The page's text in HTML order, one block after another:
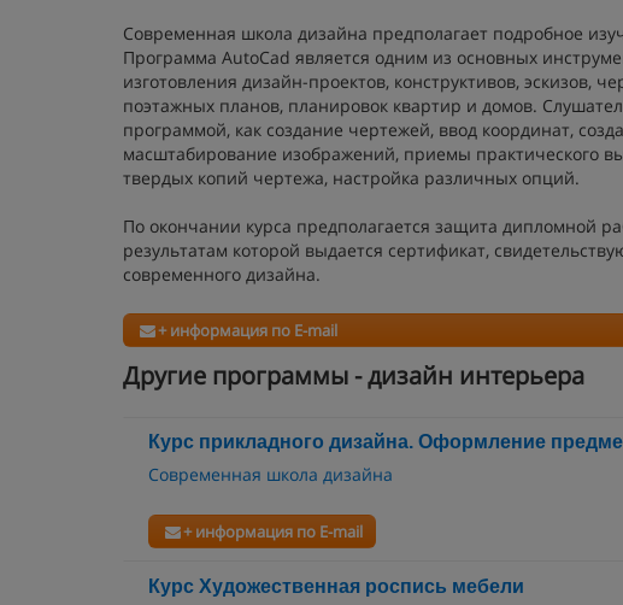
Современная школа дизайна предполагает подробное
Программа AutoCad является одним из основных
изготовления дизайн-проектов, конструктивов, эскизов,
поэтажных планов, планировок квартир и домов.
программой, как создание чертежей, ввод координат,
масштабирование изображений, приемы практического
твердых копий чертежа, настройка различных опций.
По окончании курса предполагается защита дипломной
результатам которой выдается сертификат,
современного дизайна.
+ информация по E-mail
Другие программы - дизайн интерьера
Курс прикладного дизайна. Оформление
Современная школа дизайна
+ информация по E-mail
Курс Художественная роспись мебели